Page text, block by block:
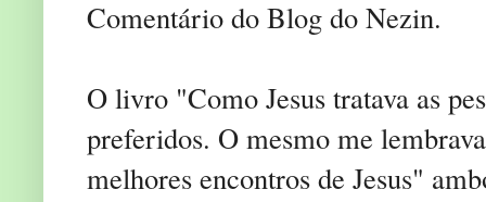
Comentário do Blog do Nezin.
O livro "Como Jesus tratava as
preferidos. O mesmo me
melhores encontros de Jesus"